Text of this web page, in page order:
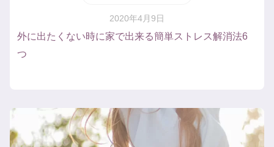
2020年4月9日
外に出たくない時に家で出来る簡単ストレス解消法6
つ